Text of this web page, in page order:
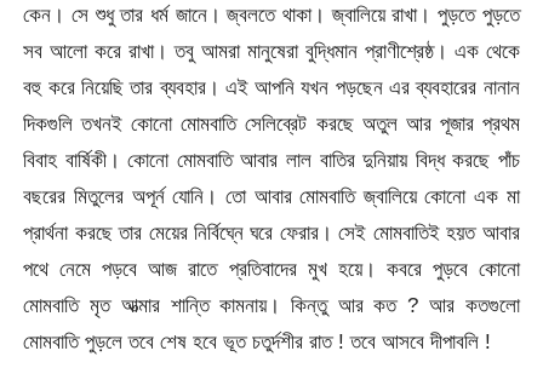
কেন। সে শুধু তার ধর্ম জানে। জ্বলতে থাকা। জ্বালিয়ে রাখা। পুড়তে পুড়তে
সব আলো করে রাখা। তবু আমরা মানুষেরা বুদ্ধিমান প্রাণীশ্রেষ্ঠ। এক থেকে
বহু করে নিয়েছি তার ব্যবহার। এই আপনি যখন পড়ছেন এর ব্যবহারের নানান
দিকগুলি তখনই কোনো মোমবাতি সেলিব্রেট করছে অতুল আর পূজার প্রথম
বিবাহ বার্ষিকী। কোনো মোমবাতি আবার লাল বাতির দুনিয়ায় বিদ্ধ করছে পাঁচ
বছরের মিতুলের অপূর্ন যোনি। তো আবার মোমবাতি জ্বালিয়ে কোনো এক মা
প্রার্থনা করছে তার মেয়ের নির্বিঘ্নে ঘরে ফেরার। সেই মোমবাতিই হয়ত আবার
পথে নেমে পড়বে আজ রাতে প্রতিবাদের মুখ হয়ে। কবরে পুড়বে কোনো
মোমবাতি মৃত আত্মার শান্তি কামনায়। কিন্তু আর কত ? আর কতগুলো
মোমবাতি পুড়লে তবে শেষ হবে ভূত চতুর্দশীর রাত ! তবে আসবে দীপাবলি !